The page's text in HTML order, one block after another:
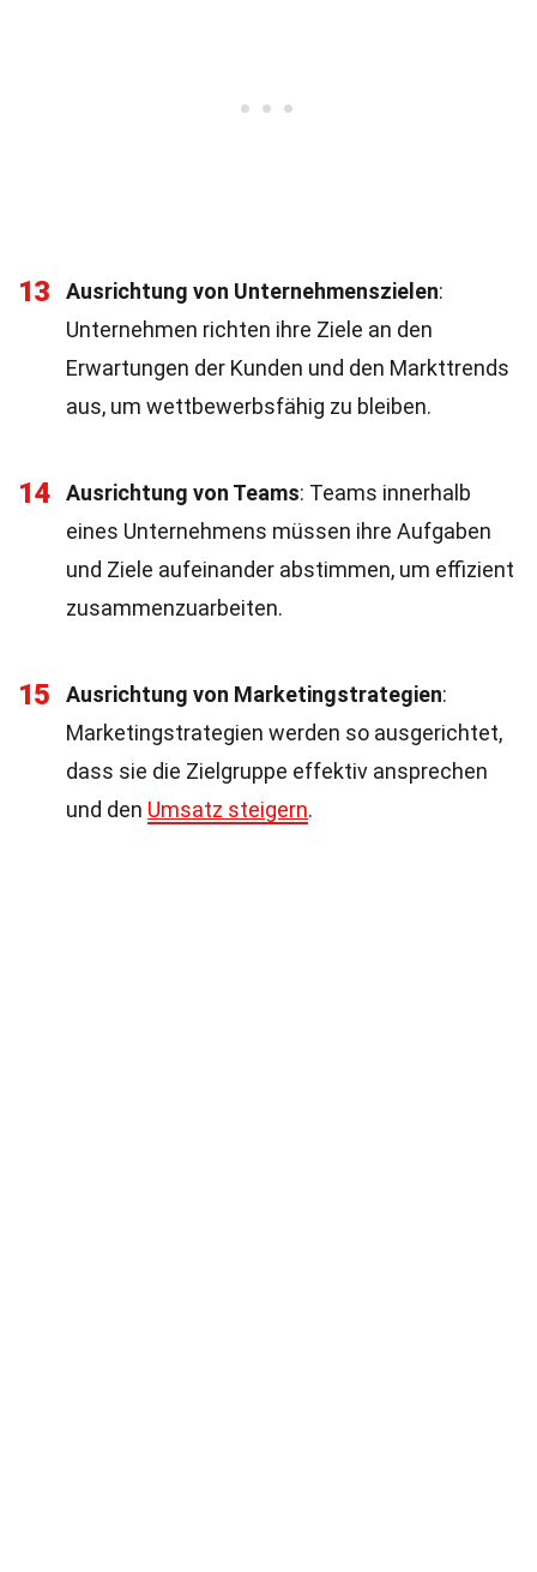
13 Ausrichtung von Unternehmenszielen:
Unternehmen richten ihre Ziele an den
Erwartungen der Kunden und den Markttrends
aus, um wettbewerbsfähig zu bleiben.
14 Ausrichtung von Teams: Teams innerhalb
eines Unternehmens müssen ihre Aufgaben
und Ziele aufeinander abstimmen, um effizient
zusammenzuarbeiten.
15 Ausrichtung von Marketingstrategien:
Marketingstrategien werden so ausgerichtet,
dass sie die Zielgruppe effektiv ansprechen
und den Umsatz steigern.